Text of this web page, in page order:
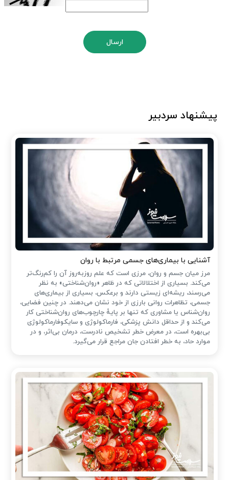
ارسال
پیشنهاد سردبیر
آشنایی با بیماری‌های جسمی مرتبط با روان
مرز میان جسم و روان، مرزی است که علم روزبه‌روز آن را کم‌رنگ‌تر
می‌کند. بسیاری از اختلالاتی که در ظاهر «روان‌شناختی» به نظر
می‌رسند، ریشه‌ای زیستی دارند و برعکس، بسیاری از بیماری‌های
جسمی، تظاهرات روانی بارزی از خود نشان می‌دهند. در چنین فضایی،
روان‌شناس یا مشاوری که تنها بر پایهٔ چارچوب‌های روان‌شناختی کار
می‌کند و از حداقل دانش پزشکی، فارماکولوژی و سایکوفارماکولوژی
بی‌بهره است، در معرض خطر تشخیص نادرست، درمان بی‌اثر، و در
موارد حاد، به خطر افتادن جان مراجع قرار می‌گیرد.